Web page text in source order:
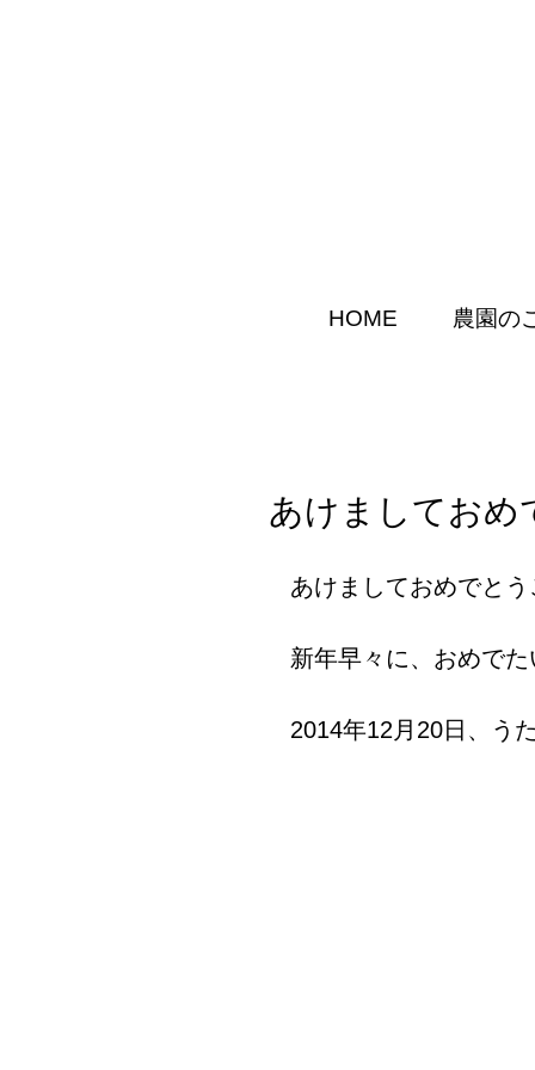
HOME 農園の
あけましておめ
あけましておめでとう
新年早々に、おめでた
2014年12月20日、う